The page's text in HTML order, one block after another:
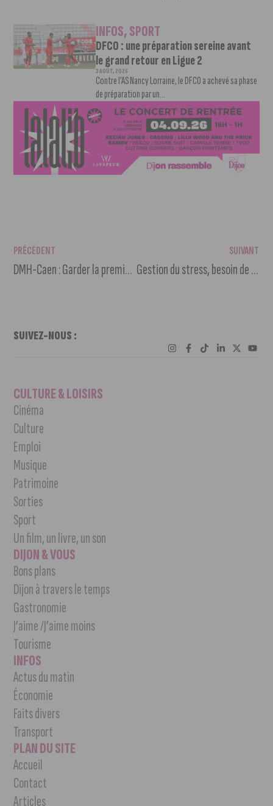
INFOS,SPORT
DFCO : une préparation sereine avant
le grand retour en Ligue 2
3 AOÛT, 2026
Contre l’AS Nancy Lorraine, le DFCO a achevé sa phase
de préparation par un...
PRÉCÉDENT
DMH-Caen : Garder la première place du championnat
SUIVANT
Gestion du stress, besoin de sommeil et limitation des écrans, premiers secours… Chevigny organise une semaine de prévention pour les enfants
SUIVEZ-NOUS :
CULTURE & LOISIRS
Cinéma
Culture
Emploi
Musique
Patrimoine
Sorties
Sport
Un film, un livre, un son
DIJON & VOUS
Bons plans
Dijon à travers le temps
Gastronomie
J’aime /J’aime moins
Tourisme
INFOS
Actus du matin
Économie
Faits divers
Transport
PLAN DU SITE
Accueil
Contact
Articles